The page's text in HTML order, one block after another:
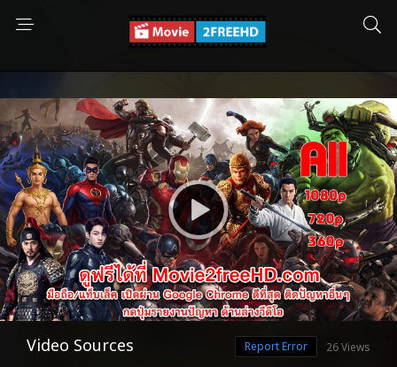
Video Sources 26 Views
Report Error